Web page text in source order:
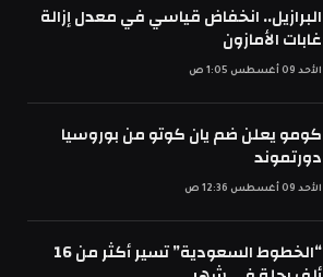
البرازيل.. انخفاض قياسي في معدل إزالة
غابات الأمازون
الأحد 09 أغسطس 1:05 ص
كومو يعلن ضم يان كوتو من بوروسيا
دورتموند
الأحد 09 أغسطس 12:36 ص
“الخطوط السعودية” تسير أكثر من 16